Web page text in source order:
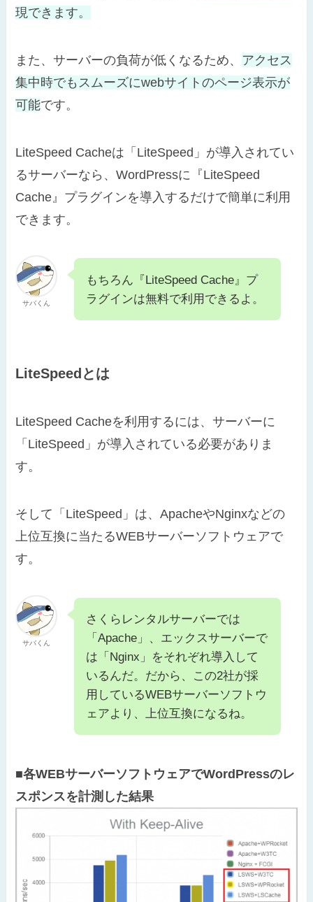
現できます。
また、サーバーの負荷が低くなるため、 アクセス
集中時でもスムーズにwebサイトのページ表示が
可能です。
LiteSpeed Cacheは「LiteSpeed」が導入されてい
るサーバーなら、WordPressに『LiteSpeed
Cache』プラグインを導入するだけで簡単に利用
できます。
サバくん
もちろん『LiteSpeed Cache』プ
ラグインは無料で利用できるよ。
LiteSpeedとは
LiteSpeed Cacheを利用するには、サーバーに
「LiteSpeed」が導入されている必要がありま
す。
そして「LiteSpeed」は、ApacheやNginxなどの
上位互換に当たるWEBサーバーソフトウェアで
す。
サバくん
さくらレンタルサーバーでは
「Apache」、エックスサーバーで
は「Nginx」をそれぞれ導入して
いるんだ。だから、この2社が採
用しているWEBサーバーソフトウ
ェアより、上位互換になるね。
■各WEBサーバーソフトウェアでWordPressのレ
スポンスを計測した結果